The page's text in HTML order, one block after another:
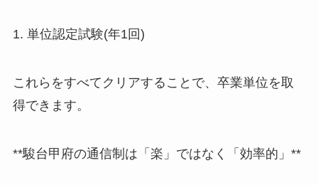
1. 単位認定試験(年1回)
これらをすべてクリアすることで、卒業単位を取
得できます。
**駿台甲府の通信制は「楽」ではなく「効率的」**